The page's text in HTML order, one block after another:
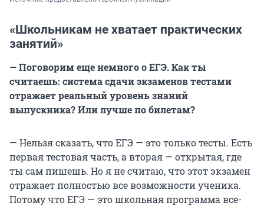
«Школьникам не хватает практических
занятий»
— Поговорим еще немного о ЕГЭ. Как ты
считаешь: система сдачи экзаменов тестами
отражает реальный уровень знаний
выпускника? Или лучше по билетам?
— Нельзя сказать, что ЕГЭ — это только тесты. Есть
первая тестовая часть, а вторая — открытая, где
ты сам пишешь. Но я не считаю, что этот экзамен
отражает полностью все возможности ученика.
Потому что ЕГЭ — это школьная программа все-